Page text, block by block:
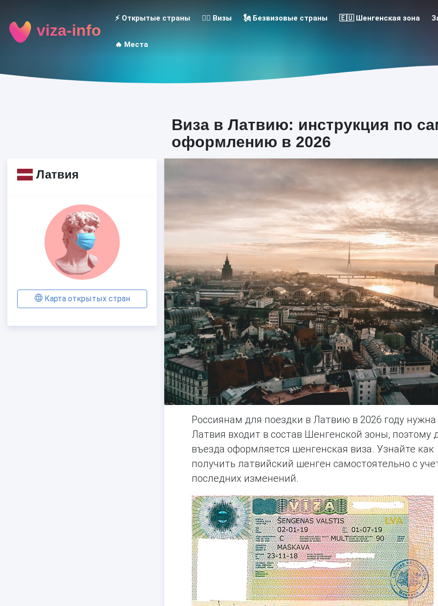
viza-info
⚡️ Открытые страны 👮‍♂️ Визы 🗽 Безвизовые страны 🇪🇺 Шенгенская зона
🔥 Места
Виза в Латвию: инструкция по
оформлению в 2026
Россиянам для поездки в Латвию в 2026 году нужна
Латвия входит в состав Шенгенской зоны, поэтому
въезда оформляется шенгенская виза. Узнайте как
получить латвийский шенген самостоятельно с
последних изменений.
Латвия
Карта открытых стран